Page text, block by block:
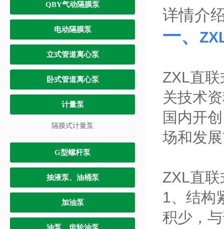
QBY气动隔膜泵
电动隔膜泵
立式管道离心泵
卧式管道离心泵
计量泵
隔膜式计量泵
G型螺杆泵
抽液泵、油桶泵
加油泵
详情介
一、
ZXL直
关技术
国内开
场和发
ZXL直
1、结构
积少，